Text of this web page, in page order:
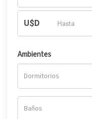
U$D
Ambientes
Dormitorios
Baños